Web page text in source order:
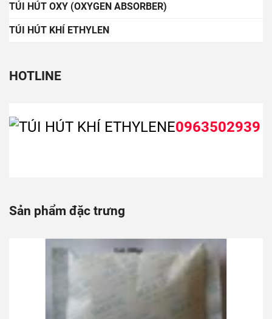
TÚI HÚT OXY (OXYGEN ABSORBER)
TÚI HÚT KHÍ ETHYLEN
HOTLINE
0963502939
Sản phẩm đặc trưng